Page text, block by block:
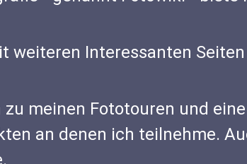
weiteren Interessanten
meinen Fototouren und
an denen ich teilnehme.